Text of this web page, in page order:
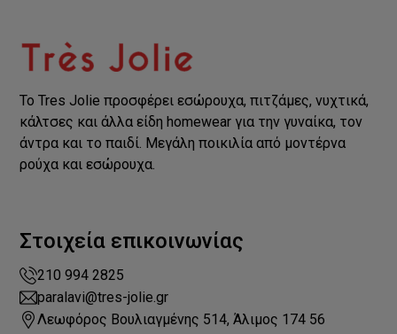
Το Tres Jolie προσφέρει εσώρουχα, πιτζάμες, νυχτικά,
κάλτσες και άλλα είδη homewear για την γυναίκα, τον
άντρα και το παιδί. Μεγάλη ποικιλία από μοντέρνα
ρούχα και εσώρουχα.
Στοιχεία επικοινωνίας
210 994 2825
paralavi@tres-jolie.gr
Λεωφόρος Βουλιαγμένης 514, Άλιμος 174 56